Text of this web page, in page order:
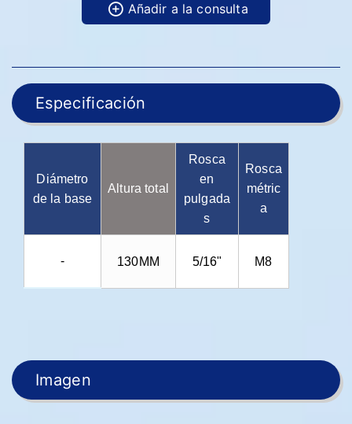
Añadir a la consulta
Especificación
Diámetro
de la base
Altura total
Rosca
en
pulgada
s
Rosca
métric
a
- 130MM 5/16" M8
Imagen